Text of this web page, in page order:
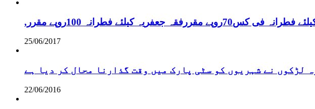
مقررفقہ جعفریہ کیلئے فطرانہ 100روپے مقرر
25/06/2017
لڑکوں نے شہریوں کو سٹی پارک میں وقت گذارنا محال کر دیا ہے
22/06/2016